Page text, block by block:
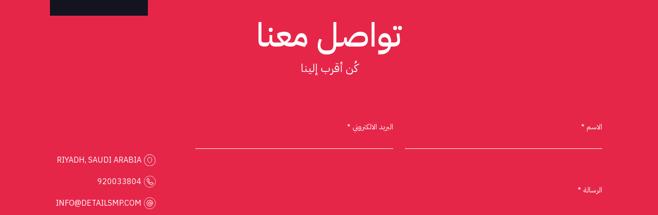
تواصل معنا
كُن أقرب إلينا
الاسم * البريد الالكتروني *
الرسالة *
RIYADH, SAUDI ARABIA
920033804
INFO@DETAILSMP.COM